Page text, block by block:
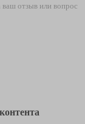
отзыв или вопрос